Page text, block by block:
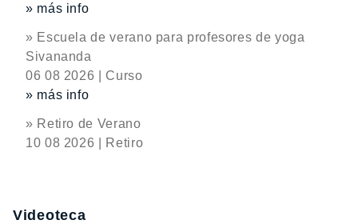
» más info
» Escuela de verano para profesores de yoga
Sivananda
06 08 2026 | Curso
» más info
» Retiro de Verano
10 08 2026 | Retiro
Videoteca